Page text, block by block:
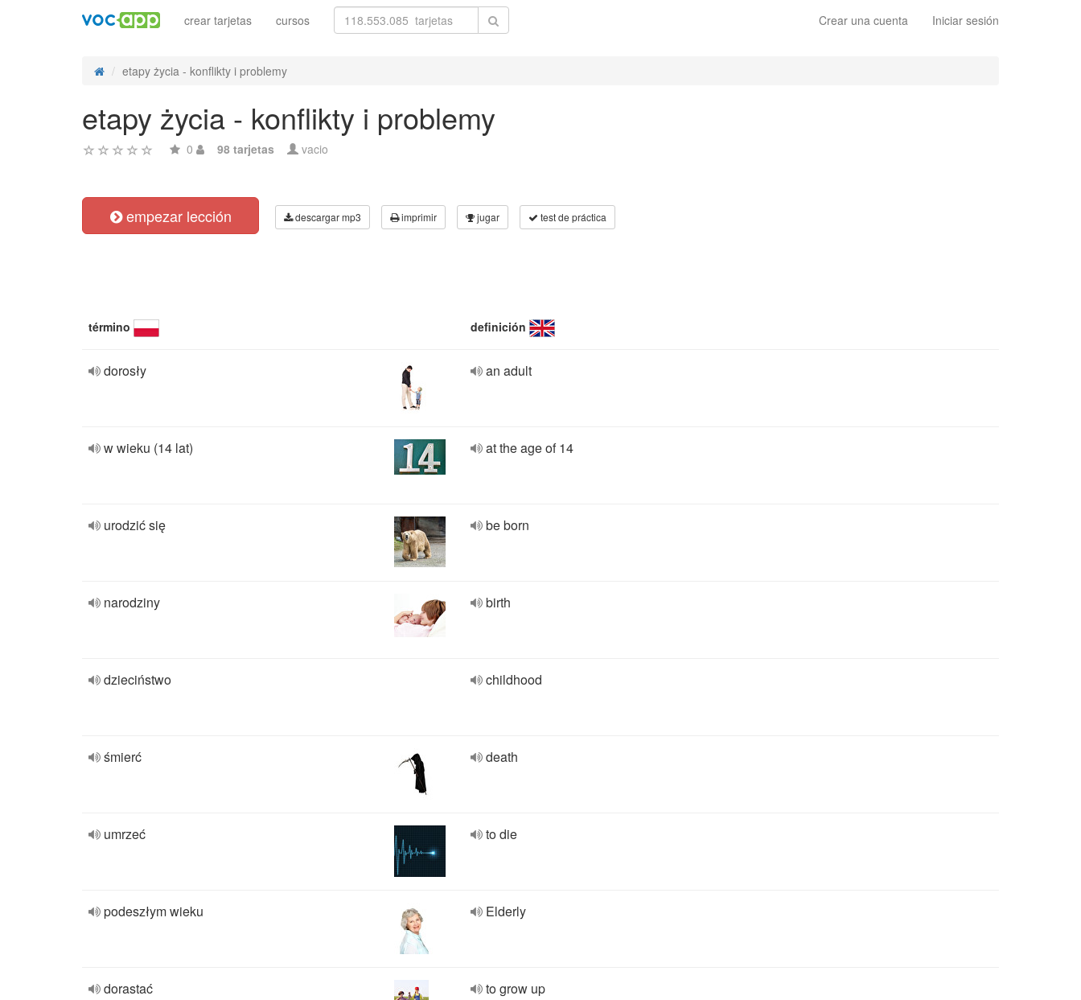
Crear una cuenta Iniciar sesión
crear tarjetas cursos
etapy życia - konflikty i problemy
etapy życia - konflikty i problemy
0 98 tarjetas vacio
empezar lección descargar mp3 imprimir jugar test de práctica
término definición
dorosły an adult
w wieku (14 lat) at the age of 14
urodzić się be born
narodziny birth
dzieciństwo childhood
śmierć death
umrzeć to die
podeszłym wieku Elderly
dorastać to grow up